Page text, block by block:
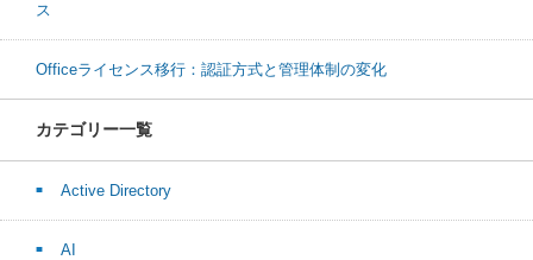
ス
Officeライセンス移行：認証方式と管理体制の変化
カテゴリー一覧
Active Directory
AI